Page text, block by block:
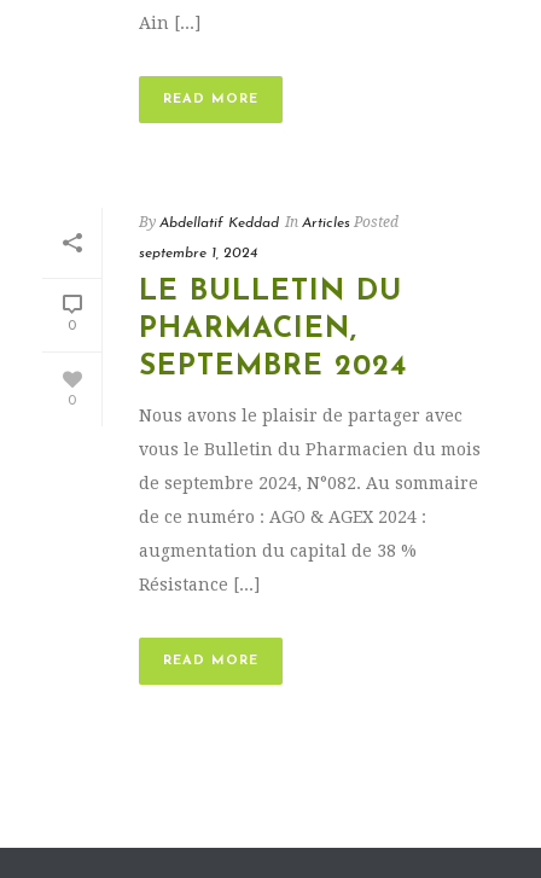
Ain [...]
READ MORE
0
0
By Abdellatif Keddad In Articles Posted
septembre 1, 2024
LE BULLETIN DU
PHARMACIEN,
SEPTEMBRE 2024
Nous avons le plaisir de partager avec
vous le Bulletin du Pharmacien du mois
de septembre 2024, N°082. Au sommaire
de ce numéro : AGO & AGEX 2024 :
augmentation du capital de 38 %
Résistance [...]
READ MORE